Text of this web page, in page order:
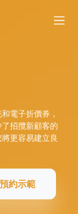
電子折價券，
招攬新顧客的
更容易建立良
預約示範